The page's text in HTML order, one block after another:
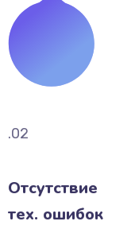
.02
Отсутствие
тех. ошибок